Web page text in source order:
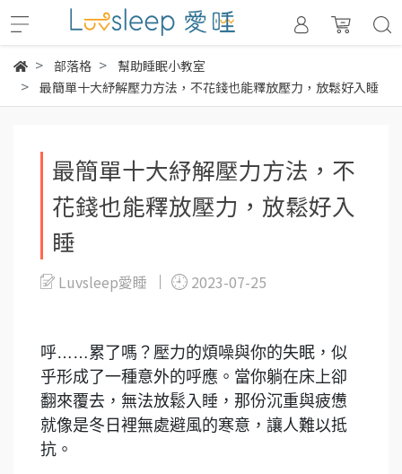
部落格
幫助睡眠小教室
最簡單十大紓解壓力方法，不花錢也能釋放壓力，放鬆好入睡
最簡單十大紓解壓力方法，不
花錢也能釋放壓力，放鬆好入
睡
Luvsleep愛睡 2023-07-25
呼……累了嗎？壓力的煩噪與你的失眠，似
乎形成了一種意外的呼應。當你躺在床上卻
翻來覆去，無法放鬆入睡，那份沉重與疲憊
就像是冬日裡無處避風的寒意，讓人難以抵
抗。